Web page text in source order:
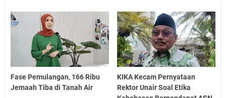
Fase Pemulangan, 166 Ribu
Jemaah Tiba di Tanah Air
KIKA Kecam Pernyataan
Rektor Unair Soal Etika